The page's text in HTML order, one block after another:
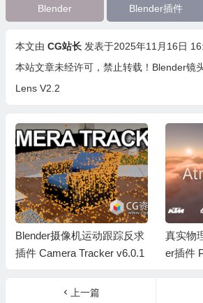
Blender Blender插件
本文由 CG站长 发表于2025年11月16日
本站文章未经许可，禁止转载！ Blender镜
Lens V2.2
Blender摄像机运动跟踪反求
插件 Camera Tracker v6.0.1
真实物
er插件
上一篇